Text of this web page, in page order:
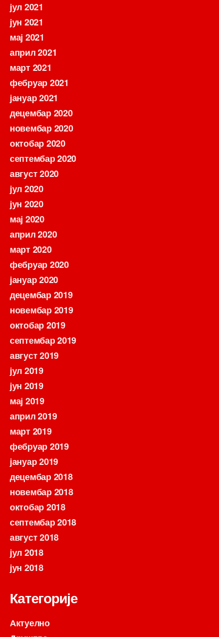
јул 2021
јун 2021
мај 2021
април 2021
март 2021
фебруар 2021
јануар 2021
децембар 2020
новембар 2020
октобар 2020
септембар 2020
август 2020
јул 2020
јун 2020
мај 2020
април 2020
март 2020
фебруар 2020
јануар 2020
децембар 2019
новембар 2019
октобар 2019
септембар 2019
август 2019
јул 2019
јун 2019
мај 2019
април 2019
март 2019
фебруар 2019
јануар 2019
децембар 2018
новембар 2018
октобар 2018
септембар 2018
август 2018
јул 2018
јун 2018
Категорије
Актуелно